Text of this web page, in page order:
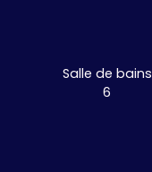
Salle de bains
6